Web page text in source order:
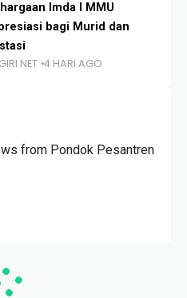
Imda I MMU
bagi Murid dan
4 HARI AGO
from Pondok Pesantren